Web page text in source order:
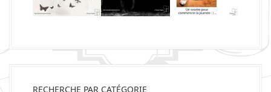
RECHERCHE PAR CATÉGORIE